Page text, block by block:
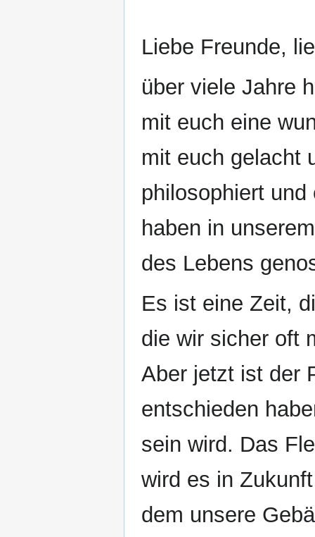
Liebe Freunde,
über viele Jahre
mit euch eine
mit euch gelacht
philosophiert
haben in
des Lebens
Es ist eine Zeit,
die wir sicher oft
Aber jetzt ist der
entschieden
sein wird. Das
wird es in
dem unsere